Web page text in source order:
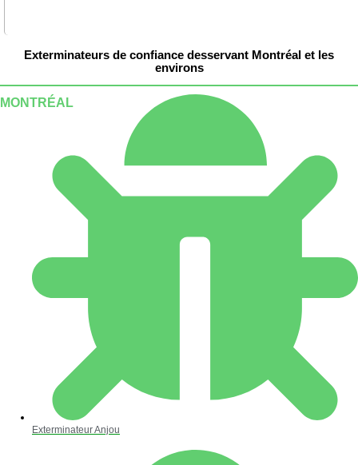
Exterminateurs de confiance desservant Montréal et les
environs
MONTRÉAL
Exterminateur Anjou